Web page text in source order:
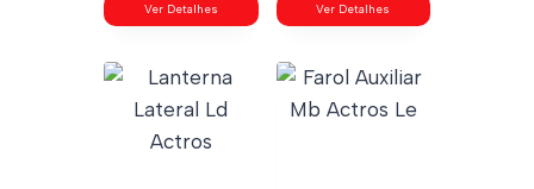
Ver Detalhes Ver Detalhes